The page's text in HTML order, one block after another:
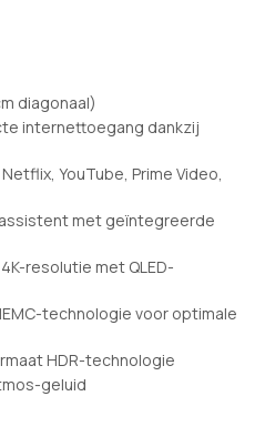
diagonaal)
internettoegang dankzij
YouTube, Prime Video,
met geïntegreerde
resolutie met QLED-
technologie voor optimale
HDR-technologie
geluid